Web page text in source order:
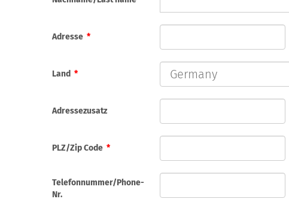
Adresse *
Land *
Adressezusatz
PLZ/Zip Code *
Telefonnummer/Phone-
Nr.